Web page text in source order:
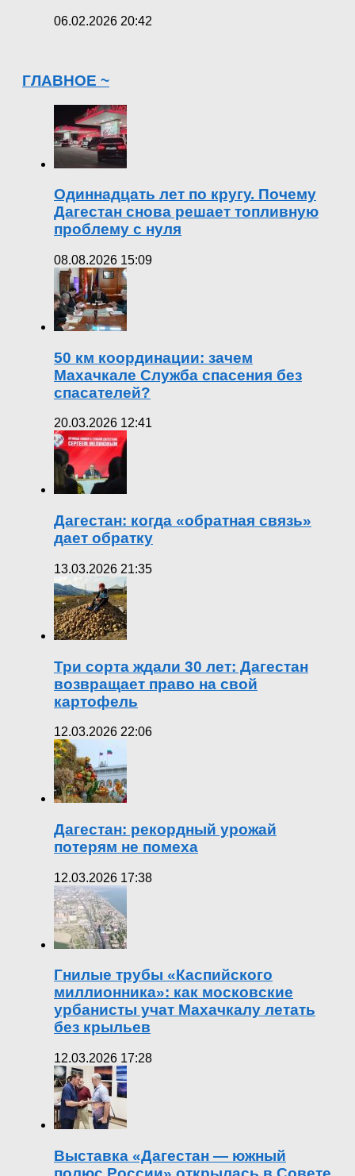
06.02.2026 20:42
ГЛАВНОЕ ~
Одиннадцать лет по кругу. Почему
Дагестан снова решает топливную
проблему с нуля
08.08.2026 15:09
50 км координации: зачем
Махачкале Служба спасения без
спасателей?
20.03.2026 12:41
Дагестан: когда «обратная связь»
дает обратку
13.03.2026 21:35
Три сорта ждали 30 лет: Дагестан
возвращает право на свой
картофель
12.03.2026 22:06
Дагестан: рекордный урожай
потерям не помеха
12.03.2026 17:38
Гнилые трубы «Каспийского
миллионника»: как московские
урбанисты учат Махачкалу летать
без крыльев
12.03.2026 17:28
Выставка «Дагестан — южный